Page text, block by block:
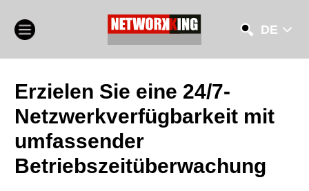
DE
Erzielen Sie eine 24/7-
Netzwerkverfügbarkeit mit
umfassender
Betriebszeitüberwachung